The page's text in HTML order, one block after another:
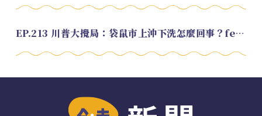
EP.213 川普大攪局：袋鼠市上沖下洗怎麼回事？feat. Alvin